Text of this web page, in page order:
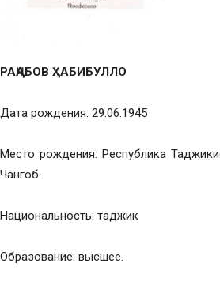
РАҶАБОВ ҲАБИБУЛЛО
Дата рождения: 29.06.1945
Место рождения: Республика
Чангоб.
Национальность: таджик
Образование: высшее.